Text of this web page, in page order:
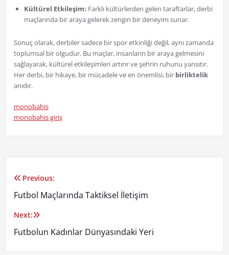
Kültürel Etkileşim: Farklı kültürlerden gelen taraftarlar, derbi
maçlarında bir araya gelerek zengin bir deneyim sunar.
Sonuç olarak, derbiler sadece bir spor etkinliği değil, aynı zamanda
toplumsal bir olgudur. Bu maçlar, insanların bir araya gelmesini
sağlayarak, kültürel etkileşimleri artırır ve şehrin ruhunu yansıtır.
Her derbi, bir hikaye, bir mücadele ve en önemlisi, bir birliktelik
anıdır.
monobahis
monobahis giriş
Yazı
gezinmesi
Previous:
Futbol Maçlarında Taktiksel İletişim
Next:
Futbolun Kadınlar Dünyasındaki Yeri